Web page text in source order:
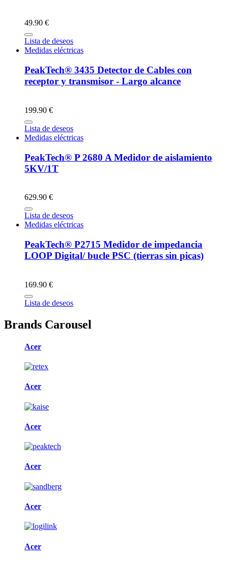
49.90 €
Lista de deseos
Medidas eléctricas
PeakTech® 3435 Detector de Cables con
receptor y transmisor - Largo alcance
199.90 €
Lista de deseos
Medidas eléctricas
PeakTech® P 2680 A Medidor de aislamiento
5KV/1T
629.90 €
Lista de deseos
Medidas eléctricas
PeakTech® P2715 Medidor de impedancia
LOOP Digital/ bucle PSC (tierras sin picas)
169.90 €
Lista de deseos
Brands Carousel
Acer
Acer
Acer
Acer
Acer
Acer